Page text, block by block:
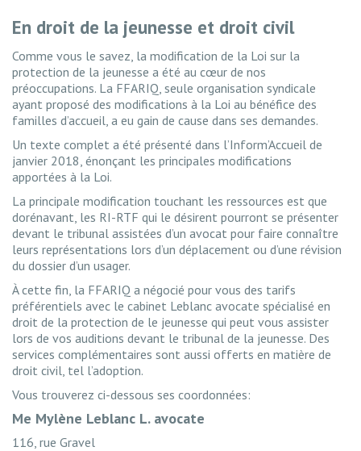
En droit de la jeunesse et droit civil
Comme vous le savez, la modification de la Loi sur la
protection de la jeunesse a été au cœur de nos
préoccupations. La FFARIQ, seule organisation syndicale
ayant proposé des modifications à la Loi au bénéfice des
familles d’accueil, a eu gain de cause dans ses demandes.
Un texte complet a été présenté dans l’Inform’Accueil de
janvier 2018, énonçant les principales modifications
apportées à la Loi.
La principale modification touchant les ressources est que
dorénavant, les RI-RTF qui le désirent pourront se présenter
devant le tribunal assistées d’un avocat pour faire connaître
leurs représentations lors d’un déplacement ou d’une révision
du dossier d’un usager.
À cette fin, la FFARIQ a négocié pour vous des tarifs
préférentiels avec le cabinet Leblanc avocate spécialisé en
droit de la protection de le jeunesse qui peut vous assister
lors de vos auditions devant le tribunal de la jeunesse. Des
services complémentaires sont aussi offerts en matière de
droit civil, tel l’adoption.
Vous trouverez ci-dessous ses coordonnées:
Me Mylène Leblanc L. avocate
116, rue Gravel